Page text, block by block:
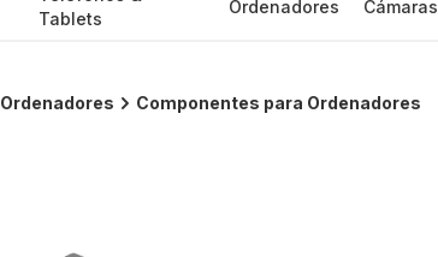
Tablets
Ordenadores Cámaras
Ordenadores Componentes para Ordenadores